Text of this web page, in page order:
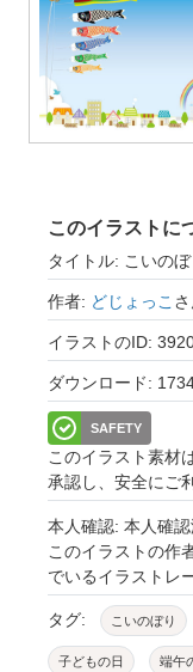
このイラストに
タイトル: こいの
作者: どじょっこ
イラストのID:
ダウンロード:
SAFETY
このイラスト素材
承認し、安全にご
本人確認: 本人確
このイラストの作
でいるイラストレ
タグ: こいのぼり
子どもの日 端午